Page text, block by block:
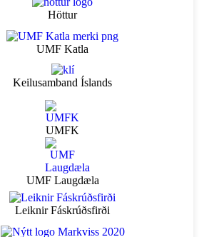
Höttur
UMF Katla
Keilusamband Íslands
UMFK
UMF Laugdæla
Leiknir Fáskrúðsfirði